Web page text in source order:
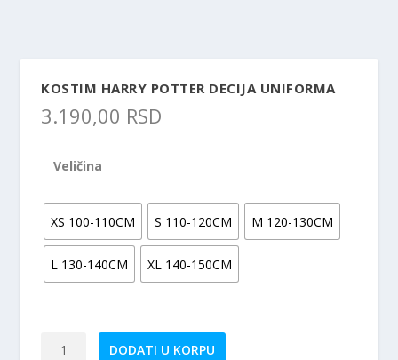
KOSTIM HARRY POTTER DECIJA UNIFORMA
3.190,00 RSD
Veličina
XS 100-110CM S 110-120CM M 120-130CM
L 130-140CM XL 140-150CM
Kostim
DODATI U KORPU